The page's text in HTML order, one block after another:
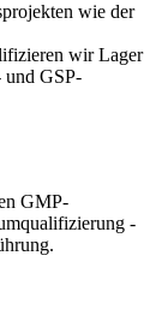
wie der
wir Lager
und GSP-
GMP-
-